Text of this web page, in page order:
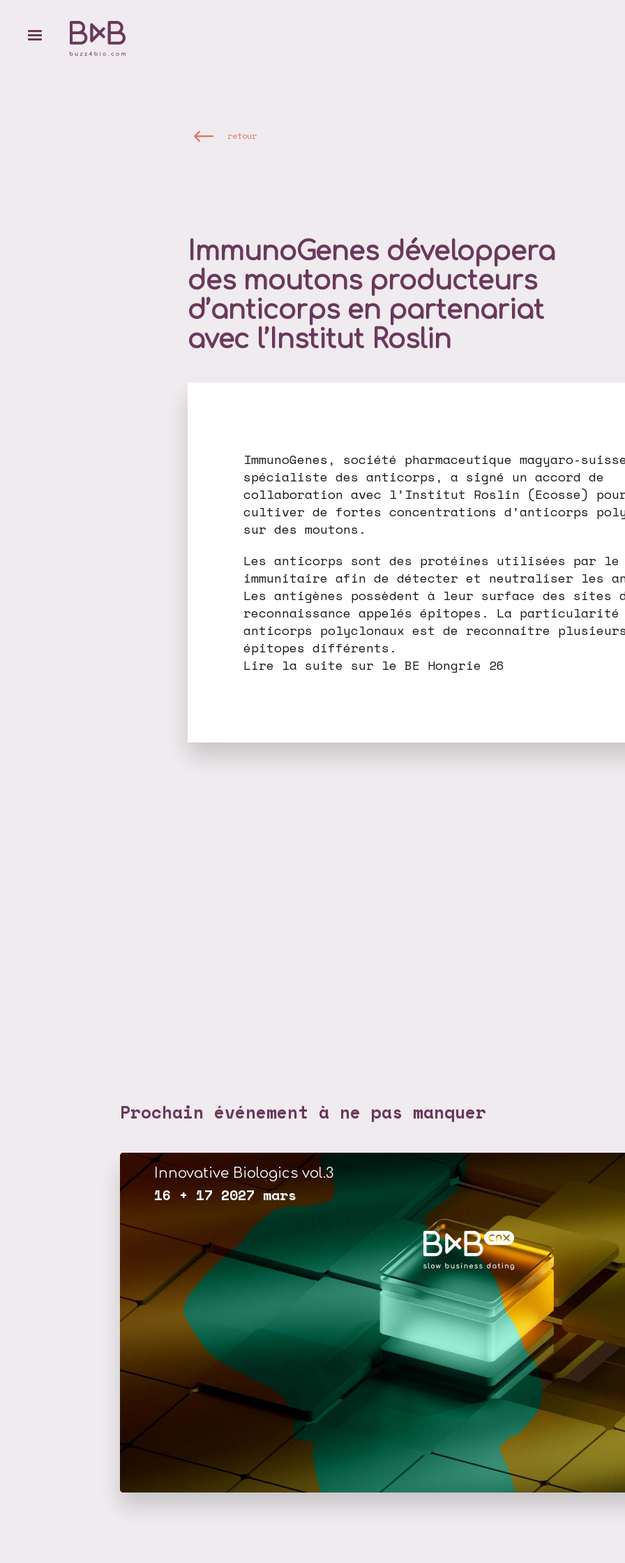
retour
ImmunoGenes développera
des moutons producteurs
d’anticorps en partenariat
avec l’Institut Roslin
ImmunoGenes, société pharmaceutique magyaro-
spécialiste des anticorps, a signé un accord de
collaboration avec l’Institut Roslin (Ecosse)
cultiver de fortes concentrations d’anticorps
sur des moutons.
Les anticorps sont des protéines utilisées par le
immunitaire afin de détecter et neutraliser les
Les antigènes possèdent à leur surface des sites
reconnaissance appelés épitopes. La particularité
anticorps polyclonaux est de reconnaitre
épitopes différents.
Lire la suite sur le BE Hongrie 26
Prochain événement à ne pas manquer
Innovative Biologics vol.3
16 + 17 2027 mars